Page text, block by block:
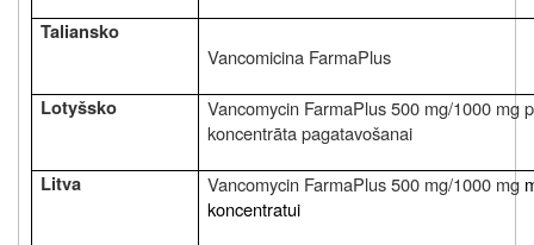
Taliansko
Vancomicina FarmaPlus
Lotyšsko Vancomycin FarmaPlus500 mg/1000 mg
koncentrāta pagatavošanai
Litva Vancomycin FarmaPlus500 mg/1000 mg
koncentratui